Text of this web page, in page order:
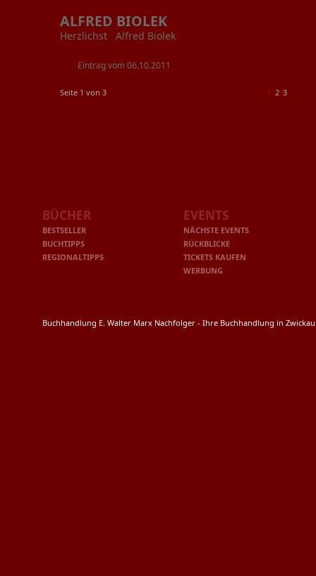
ALFRED BIOLEK
Herzlichst Alfred Biolek
Eintrag vom 06.10.2011
Seite 1 von 3 1 2 3
BÜCHER
BESTSELLER
BUCHTIPPS
REGIONALTIPPS
EVENTS
NÄCHSTE EVENTS
RÜCKBLICKE
TICKETS KAUFEN
WERBUNG
Buchhandlung E. Walter Marx Nachfolger - Ihre Buchhandlung in